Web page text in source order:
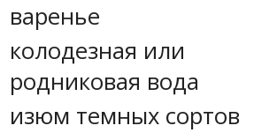
варенье
колодезная или
родниковая вода
изюм темных сортов